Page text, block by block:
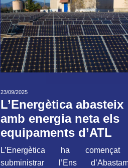
23/09/2025
L’Energètica abasteix
amb energia neta els
equipaments d’ATL
L’Energètica ha
subministrar l’Ens